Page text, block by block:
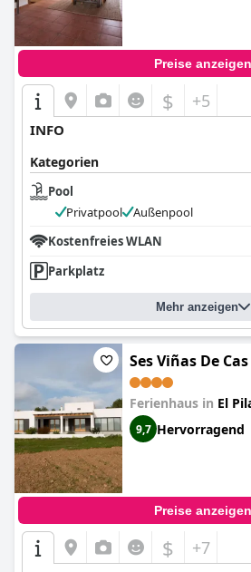
Preise anzeigen
$ +5
INFO
Kategorien
Pool
Privatpool
Außenpool
Kostenfreies WLAN
Parkplatz
Mehr anzeigen
Ses Viñas De
Ferienhaus in El
9,7 Hervorragend
Preise anzeigen
$ +7